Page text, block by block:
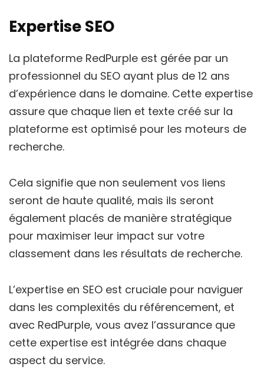
Expertise SEO
La plateforme RedPurple est gérée par un
professionnel du SEO ayant plus de 12 ans
d’expérience dans le domaine. Cette expertise
assure que chaque lien et texte créé sur la
plateforme est optimisé pour les moteurs de
recherche.
Cela signifie que non seulement vos liens
seront de haute qualité, mais ils seront
également placés de manière stratégique
pour maximiser leur impact sur votre
classement dans les résultats de recherche.
L’expertise en SEO est cruciale pour naviguer
dans les complexités du référencement, et
avec RedPurple, vous avez l’assurance que
cette expertise est intégrée dans chaque
aspect du service.